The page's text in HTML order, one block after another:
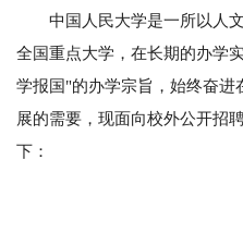
中国人民大学是一所以人
全国重点大学，在长期的办学
学报国"的办学宗旨，始终奋进
展的需要，现面向校外公开招
下：